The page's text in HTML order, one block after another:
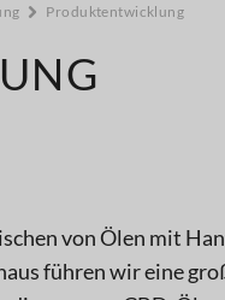
Produktentwicklung
von Ölen mit
führen wir eine